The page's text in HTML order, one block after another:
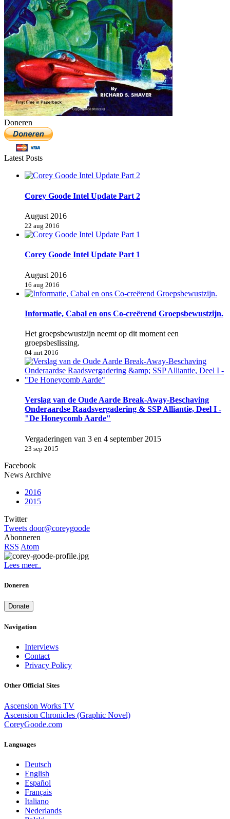
Doneren
Latest Posts
Corey Goode Intel Update Part 2
August 2016
22 aug 2016
Corey Goode Intel Update Part 1
August 2016
16 aug 2016
Informatie, Cabal en ons Co-creërend Groepsbewustzijn.
Het groepsbewustzijn neemt op dit moment een
groepsbeslissing.
04 mrt 2016
Verslag van de Oude Aarde Break-Away-Beschaving
Onderaardse Raadsvergadering & SSP Alliantie, Deel I -
"De Honeycomb Aarde"
Vergaderingen van 3 en 4 september 2015
23 sep 2015
Facebook
News Archive
2016
2015
Twitter
Tweets door@coreygoode
Abonneren
RSS Atom
Lees meer..
Doneren
Donate
Navigation
Interviews
Contact
Privacy Policy
Other Official Sites
Ascension Works TV
Ascension Chronicles (Graphic Novel)
CoreyGoode.com
Languages
Deutsch
English
Español
Français
Italiano
Nederlands